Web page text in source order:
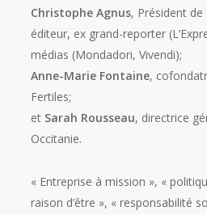
Christophe Agnus, Président de
éditeur, ex grand-reporter
médias (Mondadori, Vivendi);
Anne-Marie Fontaine,
Fertiles;
et Sarah Rousseau, directrice
Occitanie.
« Entreprise à mission », «
raison d’être », « responsabilité